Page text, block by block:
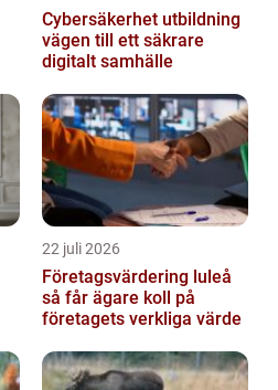
Cybersäkerhet utbildning
vägen till ett säkrare
digitalt samhälle
22 juli 2026
Företagsvärdering luleå
så får ägare koll på
företagets verkliga värde